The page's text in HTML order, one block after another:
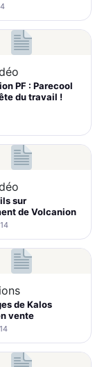
PF : Parecool
du travail !
sur
de Volcanion
de Kalos
vente